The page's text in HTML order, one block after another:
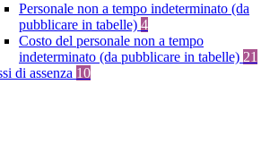
Personale non a tempo indeterminato (da
pubblicare in tabelle) 4
Costo del personale non a tempo
indeterminato (da pubblicare in tabelle) 21
di assenza 10